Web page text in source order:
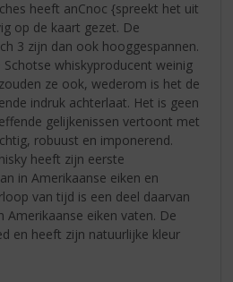
heeft anCnoc {spreekt het uit
op de kaart gezet. De
3 zijn dan ook hooggespannen.
whiskyproducent weinig
ze ook, wederom is het de
indruk achterlaat. Het is geen
gelijkenissen vertoont met
robuust en imponerend.
heeft zijn eerste
in Amerikaanse eiken en
van tijd is een deel daarvan
Amerikaanse eiken vaten. De
en heeft zijn natuurlijke kleur